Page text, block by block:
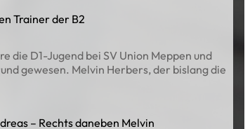
Trainer der B2
die D1-Jugend bei SV Union Meppen und
gewesen. Melvin Herbers, der bislang die
– Rechts daneben Melvin